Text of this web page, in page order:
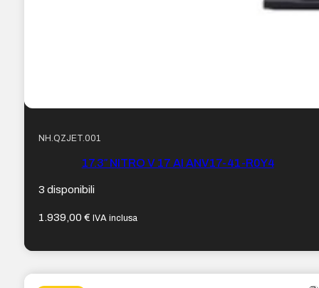
NH.QZJET.001
17.3″ NITRO V 17 AI ANV17-41-R0Y4
3 disponibili
1.939,00€ IVA inclusa